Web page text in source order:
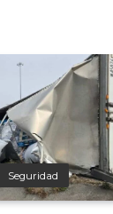
Seguridad